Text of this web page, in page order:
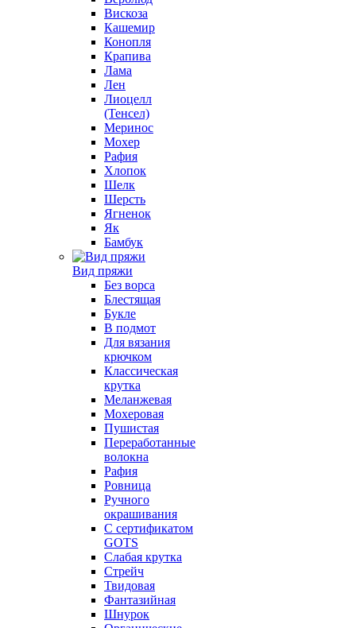
Вискоза
Кашемир
Конопля
Крапива
Лама
Лен
Лиоцелл
(Тенсел)
Меринос
Мохер
Рафия
Хлопок
Шелк
Шерсть
Ягненок
Як
Бамбук
Вид пряжи
Без ворса
Блестящая
Букле
В подмот
Для вязания
крючком
Классическая
крутка
Меланжевая
Мохеровая
Пушистая
Переработанные
волокна
Рафия
Ровница
Ручного
окрашивания
С сертификатом
GOTS
Слабая крутка
Стрейч
Твидовая
Фантазийная
Шнурок